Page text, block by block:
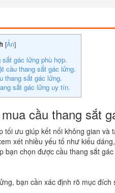
[Ẩn]
sắt gác lửng phù hợp.
cầu thang sắt gác lửng.
thang sắt gác lửng.
sắt gác lửng uy tín.
cầu thang sắt
tối ưu giúp kết nối không gian
xét nhiều yếu tố như kiểu
bạn chọn được cầu thang sắt
bạn cần xác định rõ mục đích